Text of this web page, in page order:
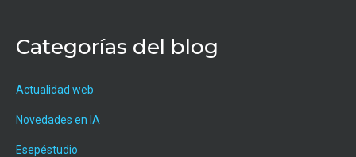
Categorías del blog
Actualidad web
Novedades en IA
Esepéstudio